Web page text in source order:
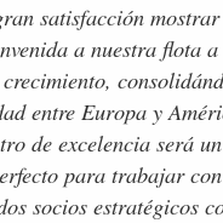
satisfacción
a nuestra flota
entre Europa y
de excelencia será
para trabajar
socios estratégicos